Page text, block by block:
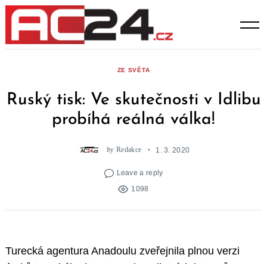
Skip
content
ZE SVĚTA
Ruský tisk: Ve skutečnosti v Idlibu
probíhá reálná válka!
by Redakce 1. 3. 2020
Leave a reply
1098
Turecká agentura Anadoulu zveřejnila plnou verzi